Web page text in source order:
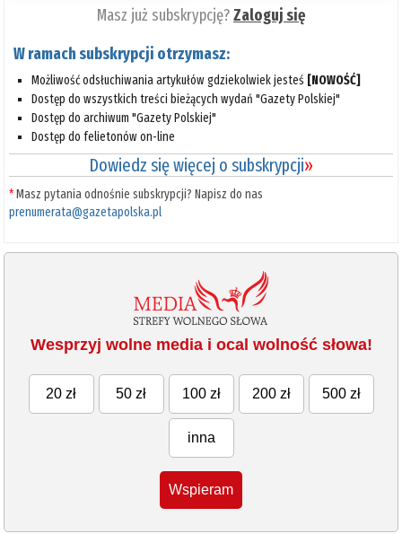
Masz już subskrypcję?Zaloguj się
W ramach subskrypcji otrzymasz:
Możliwość odsłuchiwania artykułów gdziekolwiek jesteś [NOWOŚĆ]
Dostęp do wszystkich treści bieżących wydań "Gazety Polskiej"
Dostęp do archiwum "Gazety Polskiej"
Dostęp do felietonów on-line
Dowiedz się więcej o subskrypcji»
*Masz pytania odnośnie subskrypcji? Napisz do nas
prenumerata@gazetapolska.pl
Wesprzyj wolne media i ocal wolność słowa!
20 zł 50 zł 100 zł 200 zł 500 zł
inna
Wspieram